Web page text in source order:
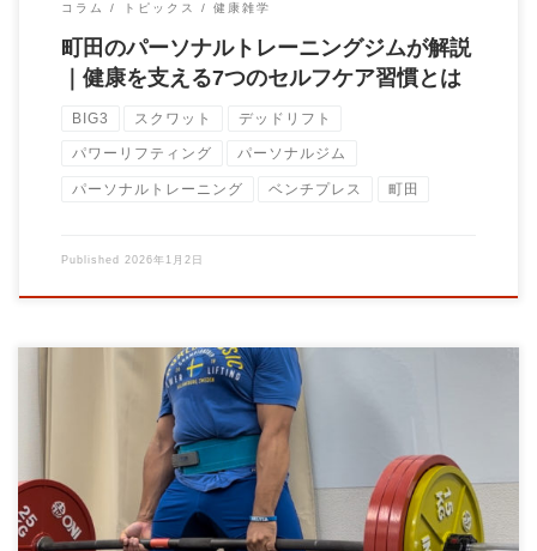
コラム トピックス 健康雑学
町田のパーソナルトレーニングジムが解説
｜健康を支える7つのセルフケア習慣とは
BIG3 スクワット デッドリフト
パワーリフティング パーソナルジム
パーソナルトレーニング ベンチプレス 町田
Published 2026年1月2日
パワーリフティングにおける“強さ”とは — 重量だけでは語れな
い、本当の強さの定義 — パワーリフテ […]